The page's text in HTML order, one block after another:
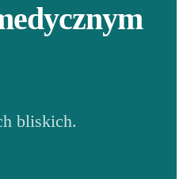
bliskich.